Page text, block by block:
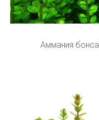
Аммания